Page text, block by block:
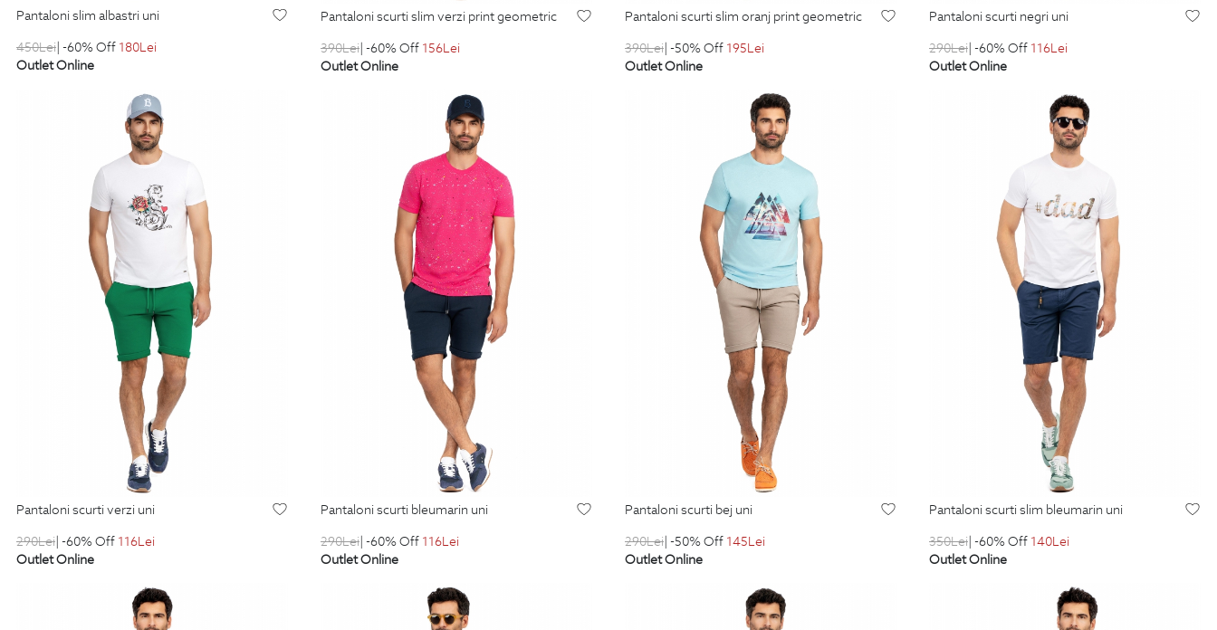
pantaloni slim albastri uni
450Lei| -60% Off 180Lei
Outlet Online
pantaloni scurti slim verzi print geometric
390Lei| -60% Off 156Lei
Outlet Online
pantaloni scurti slim oranj print geometric
390Lei| -50% Off 195Lei
Outlet Online
pantaloni scurti negri uni
290Lei| -60% Off 116Lei
Outlet Online
pantaloni scurti verzi uni
290Lei| -60% Off 116Lei
Outlet Online
pantaloni scurti bleumarin uni
290Lei| -60% Off 116Lei
Outlet Online
pantaloni scurti bej uni
290Lei| -50% Off 145Lei
Outlet Online
pantaloni scurti slim bleumarin uni
350Lei| -60% Off 140Lei
Outlet Online